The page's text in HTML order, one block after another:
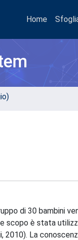
Home
di 30 bambini
scopo è stata
2010). La